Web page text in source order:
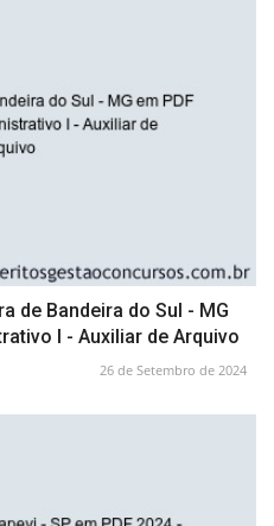
de Bandeira do Sul - MG
I - Auxiliar de Arquivo
26 de Setembro de 2024